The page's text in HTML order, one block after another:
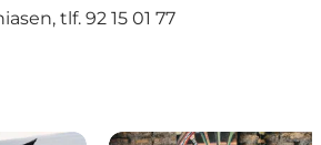
tlf. 92 15 01 77